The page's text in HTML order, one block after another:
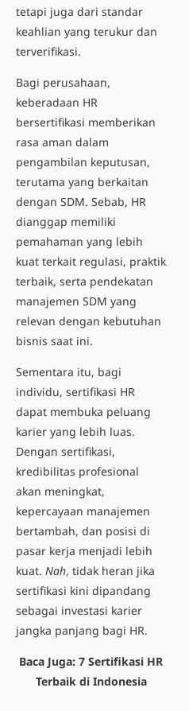
tetapi juga dari standar
keahlian yang terukur dan
terverifikasi.
Bagi perusahaan,
keberadaan HR
bersertifikasi memberikan
rasa aman dalam
pengambilan keputusan,
terutama yang berkaitan
dengan SDM. Sebab, HR
dianggap memiliki
pemahaman yang lebih
kuat terkait regulasi, praktik
terbaik, serta pendekatan
manajemen SDM yang
relevan dengan kebutuhan
bisnis saat ini.
Sementara itu, bagi
individu, sertifikasi HR
dapat membuka peluang
karier yang lebih luas.
Dengan sertifikasi,
kredibilitas profesional
akan meningkat,
kepercayaan manajemen
bertambah, dan posisi di
pasar kerja menjadi lebih
kuat. Nah, tidak heran jika
sertifikasi kini dipandang
sebagai investasi karier
jangka panjang bagi HR.
Baca Juga: 7 Sertifikasi HR
Terbaik di Indonesia